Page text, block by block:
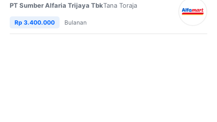
PT Sumber Alfaria Trijaya TbkTana Toraja
Rp 3.400.000 Bulanan